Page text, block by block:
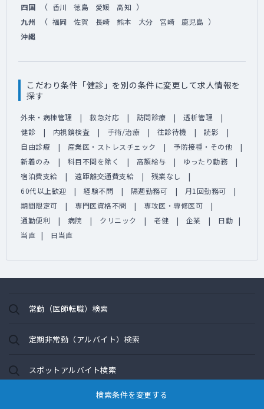
検索条件を変更する
四国 （ 香川 徳島 愛媛 高知 ）
九州 （ 福岡 佐賀 長崎 熊本 大分 宮崎 鹿児島 ）
沖縄
こだわり条件「健診」を別の条件に変更して求人情報を
探す
外来・病棟管理 救急対応 訪問診療
透析管理
健診
内視鏡検査 手術/治療 往診待機
読影
自由診療
産業医・ストレスチェック
予防接種・その他
新着のみ
科目不問を除く 高額給与
ゆったり勤務
宿泊費支給
遠距離交通費支給
残業なし
60代以上歓迎
経験不問 隔週勤務可
月1回勤務可
期間限定可
専門医資格不問
専攻医・専修医可
通勤便利
病院 クリニック 老健 企業
日勤
当直
日当直
常勤（医師転職）検索
定期非常勤（アルバイト）検索
スポットアルバイト検索